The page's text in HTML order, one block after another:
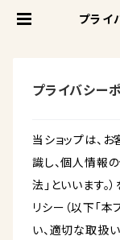
プライ
プライバシー
当ショップは、
識し、個人情報
法」といいます。
リシー（以下「本
い、適切な取扱